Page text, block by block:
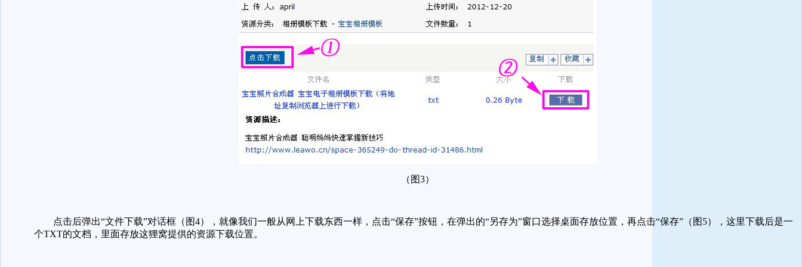
（图3）
点击后弹出“文件下载”对话框（图4），就像我们一般从网上下载东西一样，点击“保存”按钮，在弹出的“另存为”窗口选择桌面存放位置，再点击“保存”（图5），这里下载后是一
个TXT的文档，里面存放这狸窝提供的资源下载位置。